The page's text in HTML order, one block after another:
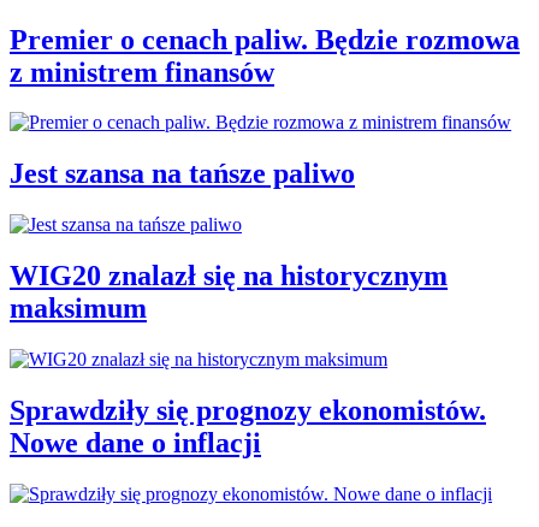
Premier o cenach paliw. Będzie rozmowa
z ministrem finansów
Jest szansa na tańsze paliwo
WIG20 znalazł się na historycznym
maksimum
Sprawdziły się prognozy ekonomistów.
Nowe dane o inflacji